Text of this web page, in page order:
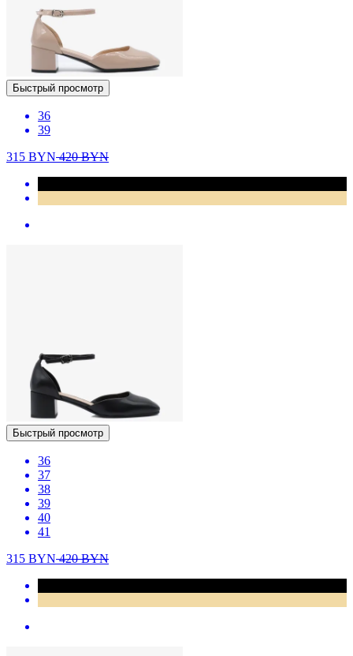
Быстрый просмотр
36
39
315 BYN420BYN
Быстрый просмотр
36
37
38
39
40
41
315 BYN420BYN